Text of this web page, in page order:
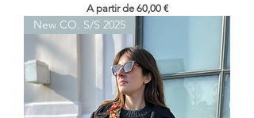
A partir de 60,00 €
Preço promocional
New CO. S/S 2025